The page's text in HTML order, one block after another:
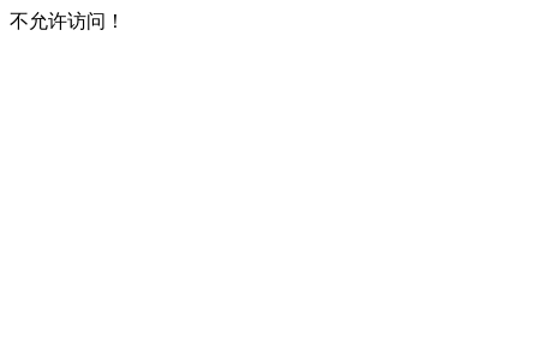
不允许访问！